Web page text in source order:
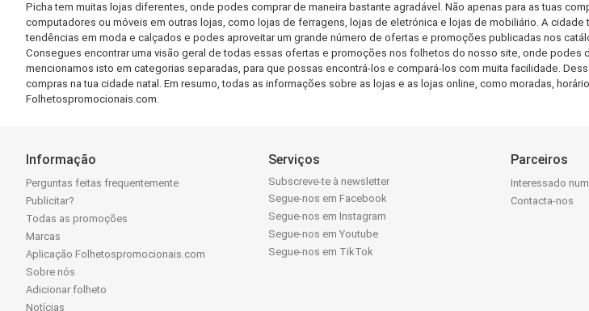
Picha tem muitas lojas diferentes, onde podes comprar de maneira bastante agradável. Não apenas para as tuas
computadores ou móveis em outras lojas, como lojas de ferragens, lojas de eletrónica e lojas de mobiliário. A
tendências em moda e calçados e podes aproveitar um grande número de ofertas e promoções publicadas nos
Consegues encontrar uma visão geral de todas essas ofertas e promoções nos folhetos do nosso site, onde
mencionamos isto em categorias separadas, para que possas encontrá-los e compará-los com muita facilidade.
compras na tua cidade natal. Em resumo, todas as informações sobre as lojas e as lojas online, como moradas,
Folhetospromocionais.com.
Informação
Perguntas feitas frequentemente
Publicitar?
Todas as promoções
Marcas
Aplicação Folhetospromocionais.com
Sobre nós
Adicionar folheto
Notícias
Serviços
Subscreve-te à newsletter
Segue-nos em Facebook
Segue-nos em Instagram
Segue-nos em Youtube
Segue-nos em TikTok
Parceiros
Interessado
Contacta-nos